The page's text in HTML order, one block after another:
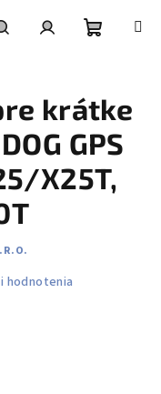
košík
krátke
GPS
X25T,
hodnotenia